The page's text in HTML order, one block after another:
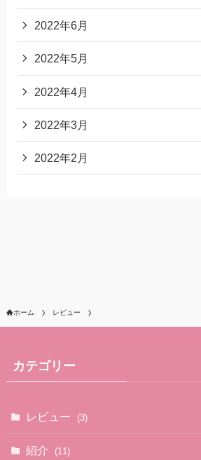
2022年6月
2022年5月
2022年4月
2022年3月
2022年2月
ホーム レビュー
カテゴリー
レビュー (3)
紹介 (11)